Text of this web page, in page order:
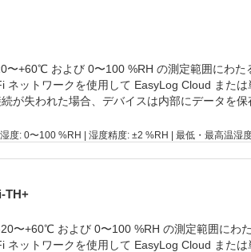
〜+60℃ および 0〜100 %RH の測定範囲にわた
ネットワークを使用して EasyLog Cloud また
が失われた場合、デバイスは内部にデータを
: 0〜100 %RH | 湿度精度: ±2 %RH | 最低・最高温湿
TH+
〜+60℃ および 0〜100 %RH の測定範囲にわ
ネットワークを使用して EasyLog Cloud また